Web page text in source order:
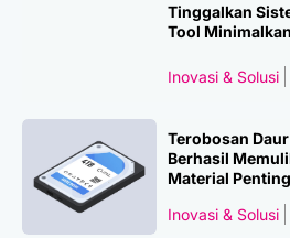
Tinggalkan
Tool
Inovasi & Solusi
Terobosan
Berhasil
Material Penting
Inovasi & Solusi